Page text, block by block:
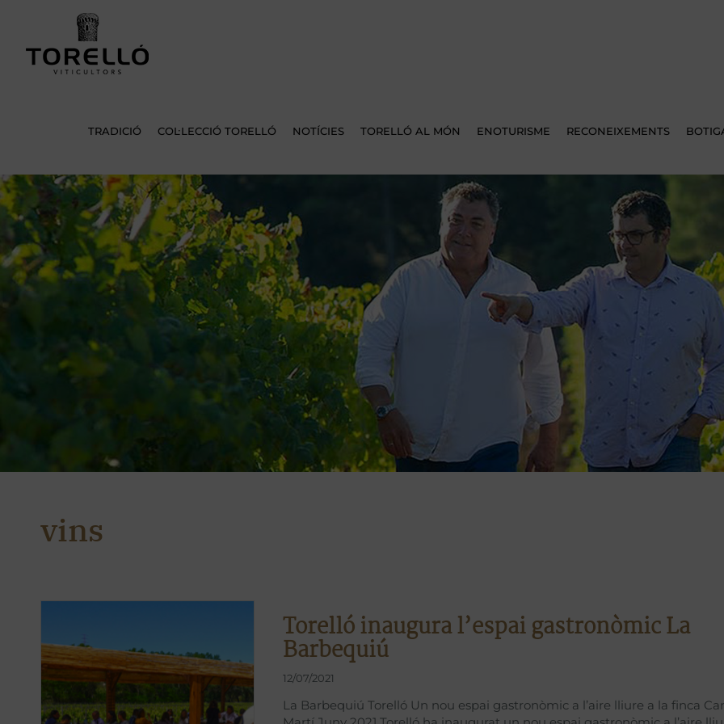
TRADICIÓ COL·LECCIÓ TORELLÓ NOTÍCIES TORELLÓ AL MÓN ENOTURISME RECONEIXEMENTS
vins
Torelló inaugura l’espai gastronòmic La
Barbequiú
12/07/2021
La Barbequiú Torelló Un nou espai gastronòmic a l’aire lliure a la finca